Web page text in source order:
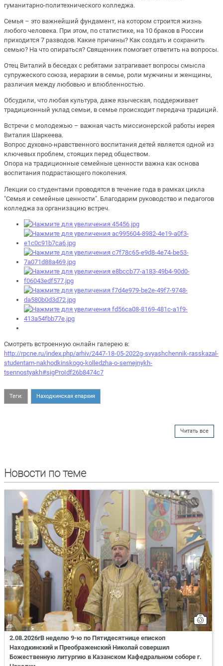
гуманитарно-политехнического колледжа.
Семья – это важнейший фундамент, на котором строится жизнь
любого человека. При этом, по статистике, на 10 браков в России
приходится 7 разводов. Какие причины? Как создать и сохранить
семью? На что опираться? Священник помогает ответить на вопросы.
Отец Виталий в беседах с ребятами затрагивает вопросы смысла
супружеского союза, иерархии в семье, роли мужчины и женщины,
различия между любовью и влюбленностью.
Обсудили, что любая культура, даже языческая, поддерживает
традиционный уклад семьи, в семье происходит передача традиций.
Встречи с молодежью – важная часть миссионерской работы иерея
Виталия Шаркеева.
Вопрос духовно-нравственного воспитания детей является одной из
ключевых проблем, стоящих перед обществом.
Опора на традиционные семейные ценности важна как основа
воспитания подрастающего поколения.
Лекции со студентами проводятся в течение года в рамках цикла
"Семья и семейные ценности". Благодарим руководство и педагогов
колледжа за организацию встреч.
Смотреть встроенную онлайн галерею в:
http://rpcne.ru/index.php/arhiv/2447-18-05-2022g-svyashchennik-rasskazal-
studentam-nakhodkinskogo-kolledzha-o-semejnykh-
tsennostyakh#sigProIdf26b8474c7
Теги: Находкинская епархия
Читать все
Новости по теме
2.08.2026гВ неделю 9-ю по Пятидесятнице епископ
Находкинский и Преображенский Николай совершил
Божественную литургию в Казанском Кафедральном соборе г.